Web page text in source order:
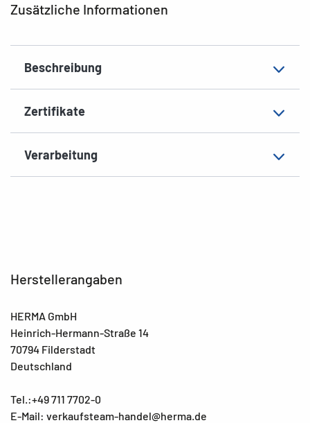
Zusätzliche Informationen
Beschreibung
Zertifikate
Verarbeitung
Herstellerangaben
HERMA GmbH
Heinrich-Hermann-Straße 14
70794 Filderstadt
Deutschland
Tel.:+49 711 7702-0
E-Mail: verkaufsteam-handel@herma.de